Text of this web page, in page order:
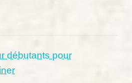
débutants pour